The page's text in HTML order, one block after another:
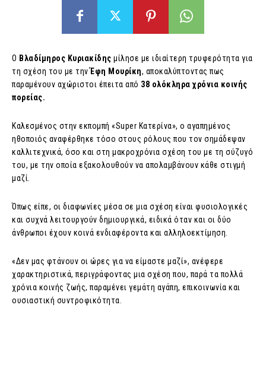
Ο Βλαδίμηρος Κυριακίδης μίλησε με ιδιαίτερη τρυφερότητα για
τη σχέση του με τηνΈφη Μουρίκη, αποκαλύπτοντας πως
παραμένουν αχώριστοι έπειτα από 38 ολόκληρα χρόνια κοινής
πορείας.
Καλεσμένος στην εκπομπή «Super Κατερίνα», ο αγαπημένος
ηθοποιός αναφέρθηκε τόσο στους ρόλους που τον σημάδεψαν
καλλιτεχνικά, όσο και στη μακροχρόνια σχέση του με τη σύζυγό
του, με την οποία εξακολουθούν να απολαμβάνουν κάθε στιγμή
μαζί.
Όπως είπε, οι διαφωνίες μέσα σε μια σχέση είναι φυσιολογικές
και συχνά λειτουργούν δημιουργικά, ειδικά όταν και οι δύο
άνθρωποι έχουν κοινά ενδιαφέροντα και αλληλοεκτίμηση.
«Δεν μας φτάνουν οι ώρες για να είμαστε μαζί», ανέφερε
χαρακτηριστικά, περιγράφοντας μια σχέση που, παρά τα πολλά
χρόνια κοινής ζωής, παραμένει γεμάτη αγάπη, επικοινωνία και
ουσιαστική συντροφικότητα.